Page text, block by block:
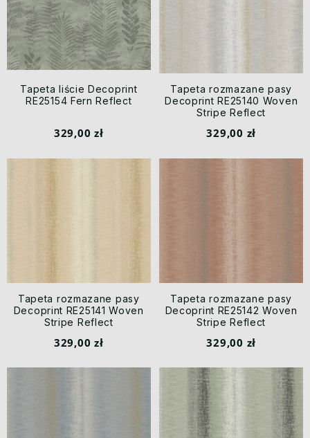
Tapeta liście Decoprint
RE25154 Fern Reflect
329,00 zł
Tapeta rozmazane pasy
Decoprint RE25140 Woven
Stripe Reflect
329,00 zł
Tapeta rozmazane pasy
Decoprint RE25141 Woven
Stripe Reflect
329,00 zł
Tapeta rozmazane pasy
Decoprint RE25142 Woven
Stripe Reflect
329,00 zł